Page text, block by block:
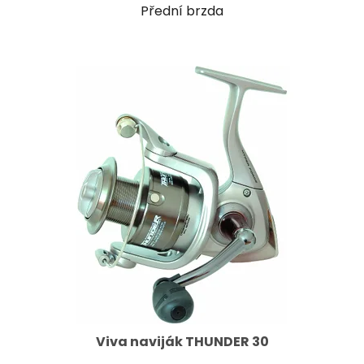
Přední brzda
Viva naviják THUNDER 30